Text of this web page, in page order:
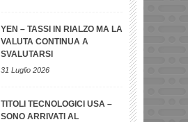
YEN – TASSI IN RIALZO MA LA
VALUTA CONTINUA A
SVALUTARSI
31 Luglio 2026
TITOLI TECNOLOGICI USA –
SONO ARRIVATI AL